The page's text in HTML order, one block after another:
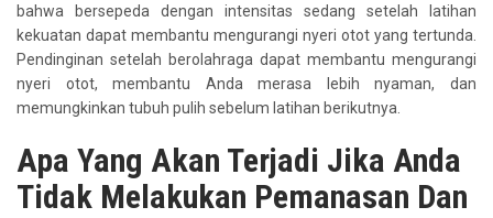
bahwa bersepeda dengan intensitas sedang setelah latihan
kekuatan dapat membantu mengurangi nyeri otot yang tertunda.
Pendinginan setelah berolahraga dapat membantu mengurangi
nyeri otot, membantu Anda merasa lebih nyaman, dan
memungkinkan tubuh pulih sebelum latihan berikutnya.
Apa Yang Akan Terjadi Jika Anda
Tidak Melakukan Pemanasan Dan